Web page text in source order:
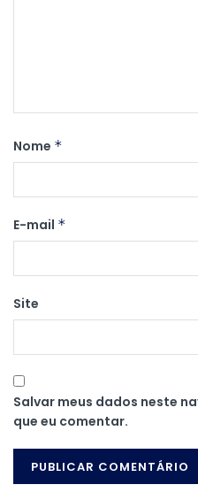
Nome *
E-mail *
Site
Salvar meus dados neste
que eu comentar.